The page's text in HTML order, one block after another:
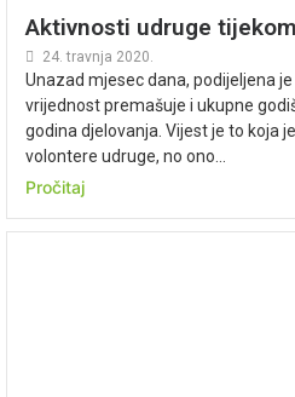
Aktivnosti udruge
24. travnja 2020.
Unazad mjesec dana, podijeljena
vrijednost premašuje i ukupne
godina djelovanja. Vijest je to koja
volontere udruge, no ono...
Pročitaj